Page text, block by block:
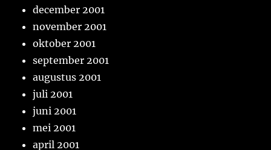
december 2001
november 2001
oktober 2001
september 2001
augustus 2001
juli 2001
juni 2001
mei 2001
april 2001